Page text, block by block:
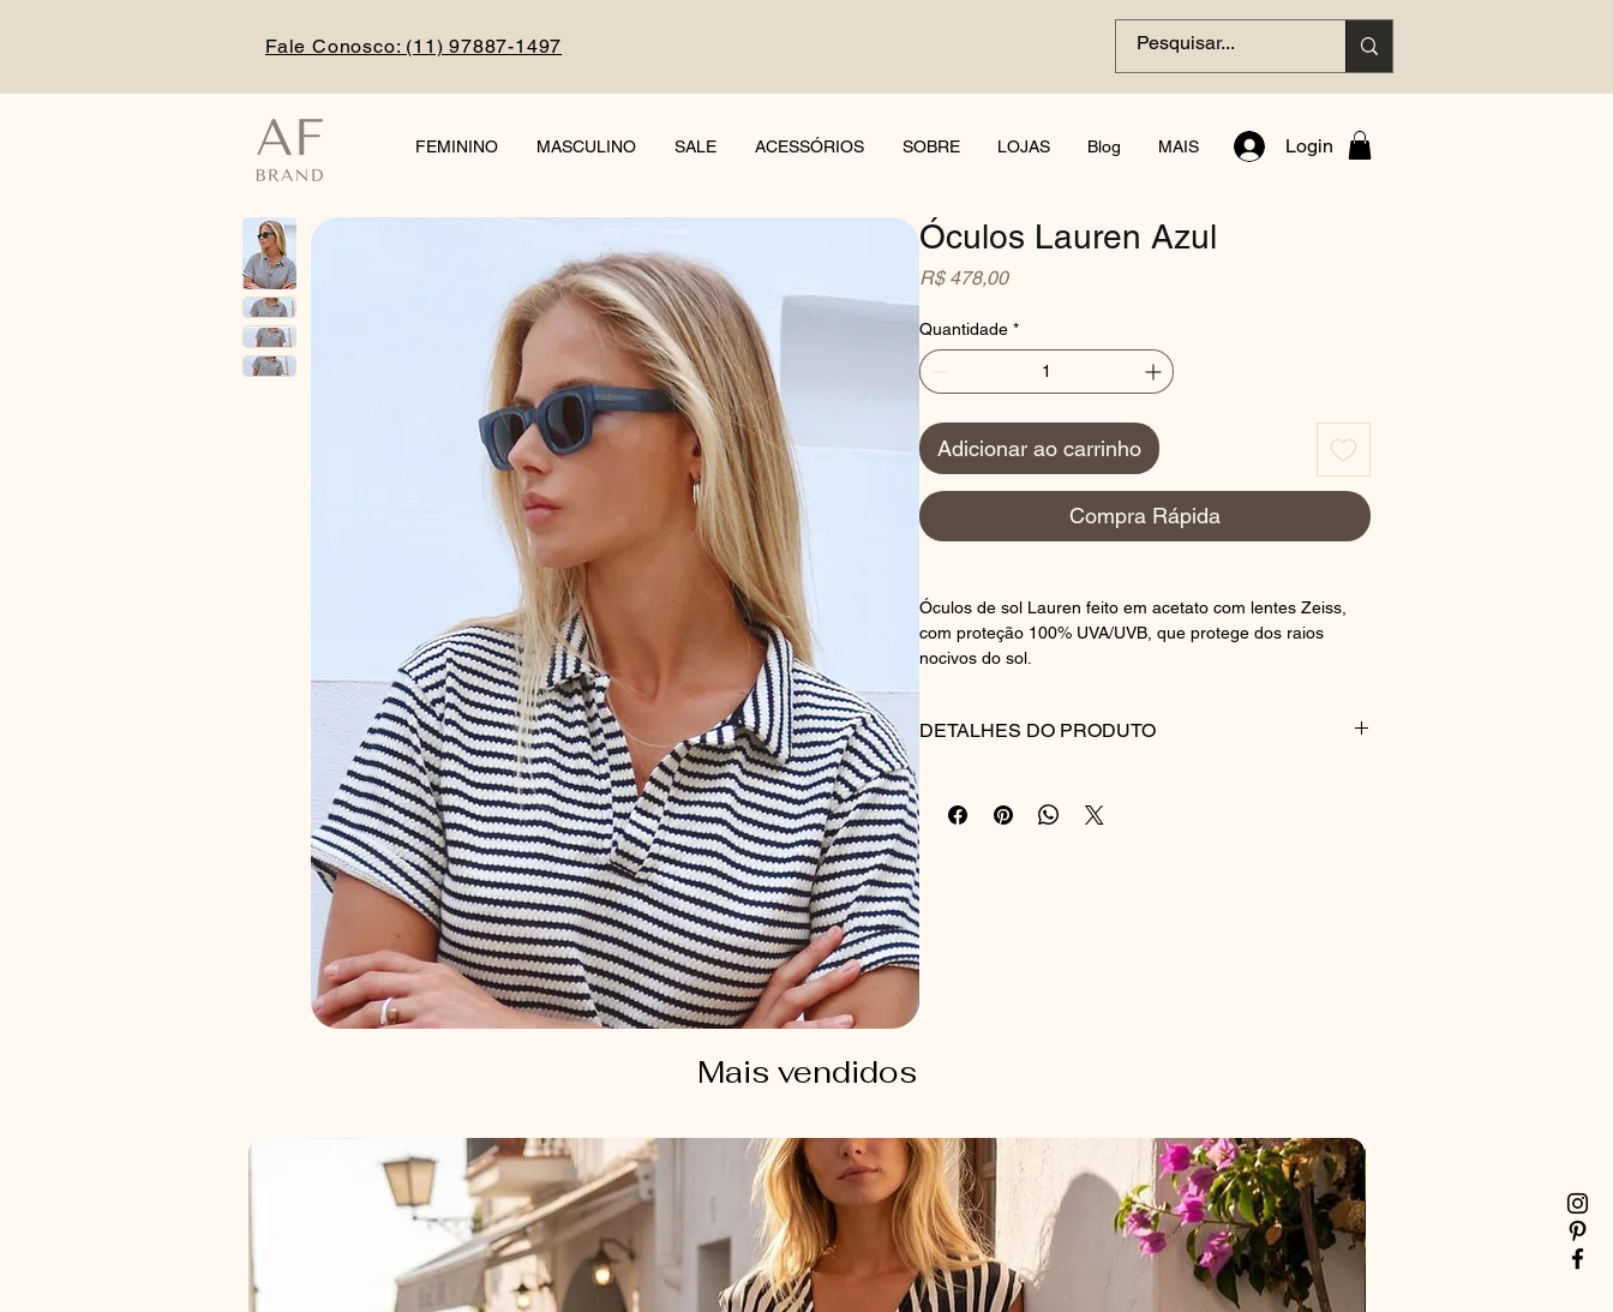
Fale Conosco: (11) 97887-1497
FEMININO MASCULINO SALE ACESSÓRIOS SOBRE LOJAS Blog MAIS Login
Óculos Lauren Azul
R$ 478,00Preço
Quantidade *
Adicionar ao carrinho
Compra Rápida
Óculos de sol Lauren feito em acetato com lentes Zeiss,
com proteção 100% UVA/UVB, que protege dos raios
nocivos do sol.
DETALHES DO PRODUTO
Cor: Azul
Mais vendidos